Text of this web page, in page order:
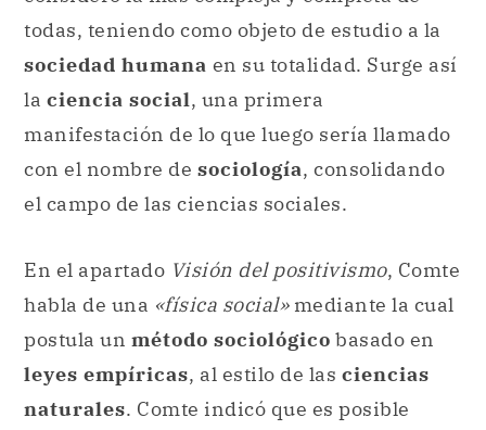
todas, teniendo como objeto de estudio a la
sociedad humana en su totalidad. Surge así
la ciencia social, una primera
manifestación de lo que luego sería llamado
con el nombre de sociología, consolidando
el campo de las ciencias sociales.
En el apartado Visión del positivismo, Comte
habla de una «física social»mediante la cual
postula un método sociológico basado en
leyes empíricas, al estilo de las ciencias
naturales. Comte indicó que es posible